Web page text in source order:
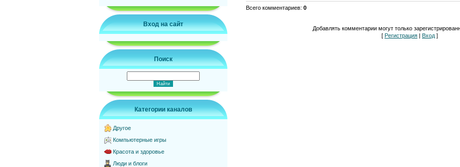
Вход на сайт
Поиск
Категории каналов
Другое
Компьютерные игры
Красота и здоровье
Люди и блоги
Всего комментариев: 0
Добавлять комментарии могут только
[ Регистрация | Вход ]